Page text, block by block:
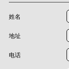
姓名
地址
电话